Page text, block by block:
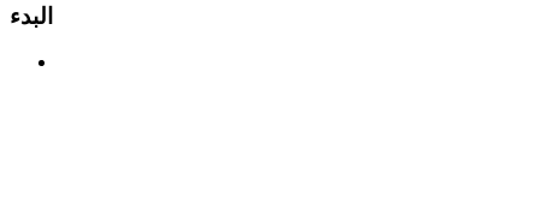
البدء